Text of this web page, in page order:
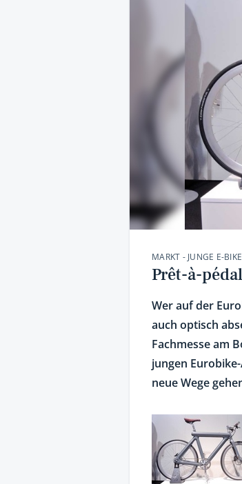
MARKT - JUNGE E-
Prêt-à-
Wer auf der
auch optisch
Fachmesse am
jungen
neue Wege